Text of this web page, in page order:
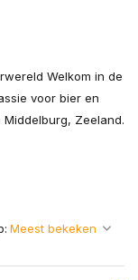
Welkom in de
voor bier en
Zeeland.